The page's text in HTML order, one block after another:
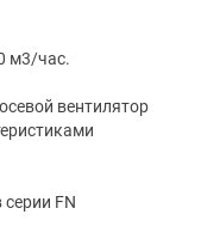
м3/час.
вентилятор
FN